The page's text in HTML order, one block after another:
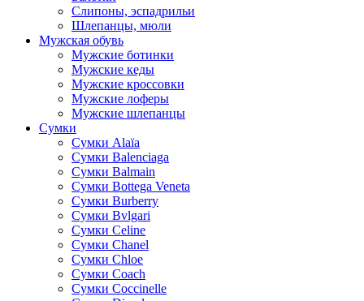
Слипоны, эспадрильи
Шлепанцы, мюли
Мужская обувь
Мужские ботинки
Мужские кеды
Мужские кроссовки
Мужские лоферы
Мужские шлепанцы
Сумки
Cумки Alaïa
Сумки Balenciaga
Сумки Balmain
Сумки Bottega Veneta
Сумки Burberry
Сумки Bvlgari
Сумки Celine
Сумки Chanel
Сумки Chloe
Сумки Coach
Сумки Coccinelle